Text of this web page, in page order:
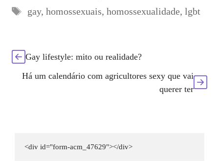
Etiquetas
gay, homossexuais, homossexualidade, lgbt
Gay lifestyle: mito ou realidade?
Há um calendário com agricultores sexy que vai
querer ter
<div id="form-acm_47629"></div>